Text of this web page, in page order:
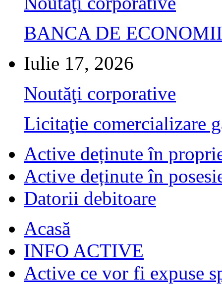
BANCA DE
Iulie 17, 2026
Noutăţi corporative
Licitaţie comercializare
Active deținute în
Active deținute în
Datorii debitoare
Acasă
INFO ACTIVE
Active ce vor fi expuse